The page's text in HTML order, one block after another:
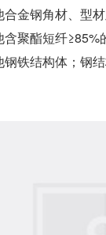
金钢角材、型
聚酯短纤≥85%
铁结构体；钢